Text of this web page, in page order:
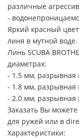
различные
-
Яркий красный
линя в мутной воде.
Линь SCUBA
диаметрах:
- 1.5 мм, разрывная
- 1.8 мм, разрывная
- 2.0 мм, разрывная
Заказать Вы
для ружей или в
Характеристики: